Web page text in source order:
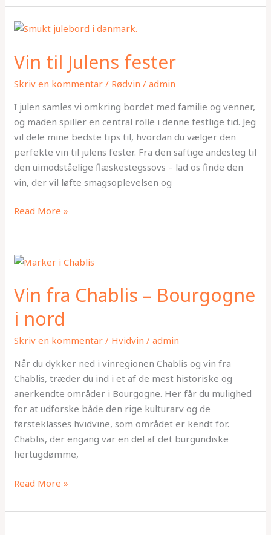
Vin til Julens fester
Skriv en kommentar / Rødvin /admin
I julen samles vi omkring bordet med familie og venner,
og maden spiller en central rolle i denne festlige tid. Jeg
vil dele mine bedste tips til, hvordan du vælger den
perfekte vin til julens fester. Fra den saftige andesteg til
den uimodståelige flæskestegssovs – lad os finde den
vin, der vil løfte smagsoplevelsen og
Vin
Julens
fester
Read More »
Vin fra Chablis – Bourgogne
i nord
Skriv en kommentar / Hvidvin /admin
Når du dykker ned i vinregionen Chablis og vin fra
Chablis, træder du ind i et af de mest historiske og
anerkendte områder i Bourgogne. Her får du mulighed
for at udforske både den rige kulturarv og de
førsteklasses hvidvine, som området er kendt for.
Chablis, der engang var en del af det burgundiske
hertugdømme,
Vin
Chablis
–
Bourgogne
i
Read More »